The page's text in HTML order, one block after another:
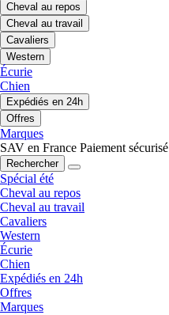
Cheval au repos
Cheval au travail
Cavaliers
Western
Écurie
Chien
Expédiés en 24h
Offres
Marques
SAV en France Paiement sécurisé
Rechercher
Spécial été
Cheval au repos
Cheval au travail
Cavaliers
Western
Écurie
Chien
Expédiés en 24h
Offres
Marques